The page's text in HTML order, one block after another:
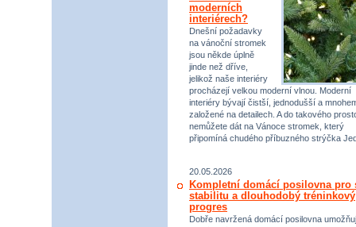
moderních
interiérech?
Dnešní požadavky
na vánoční stromek
jsou někde úplně
jinde než dříve,
jelikož naše interiéry
procházejí velkou moderní vlnou. Moderní
interiéry bývají čistší, jednodušší a
založené na detailech. A do takového
nemůžete dát na Vánoce stromek, který
připomíná chudého příbuzného strýčka
20.05.2026
Kompletní domácí posilovna pro
stabilitu a dlouhodobý tréninkový
progres
Dobře navržená domácí posilovna